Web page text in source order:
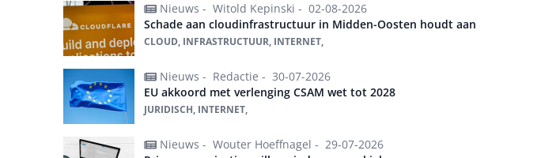
Nieuws - Witold Kepinski - 02-08-2026
Schade aan cloudinfrastructuur in Midden-Oosten houdt aan
CLOUD, INFRASTRUCTUUR, INTERNET,
Nieuws - Redactie - 30-07-2026
EU akkoord met verlenging CSAM wet tot 2028
JURIDISCH, INTERNET,
Nieuws - Wouter Hoeffnagel - 29-07-2026